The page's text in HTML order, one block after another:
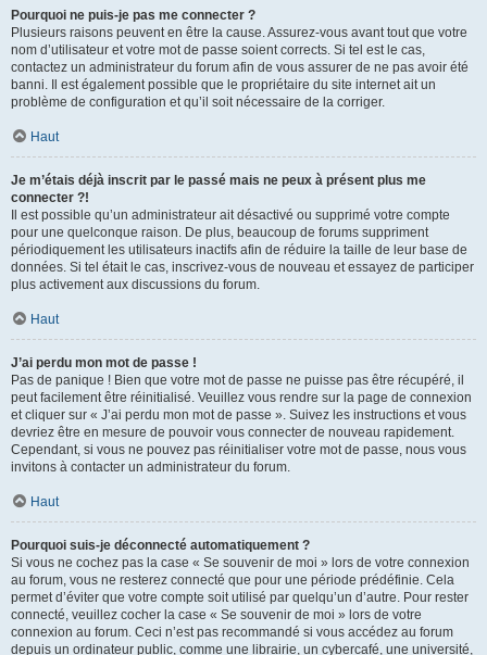
Pourquoi ne puis-je pas me connecter ?
Plusieurs raisons peuvent en être la cause. Assurez-vous avant tout que votre
nom d’utilisateur et votre mot de passe soient corrects. Si tel est le cas,
contactez un administrateur du forum afin de vous assurer de ne pas avoir été
banni. Il est également possible que le propriétaire du site internet ait un
problème de configuration et qu’il soit nécessaire de la corriger.
Haut
Je m’étais déjà inscrit par le passé mais ne peux à présent plus me
connecter ?!
Il est possible qu’un administrateur ait désactivé ou supprimé votre compte
pour une quelconque raison. De plus, beaucoup de forums suppriment
périodiquement les utilisateurs inactifs afin de réduire la taille de leur base de
données. Si tel était le cas, inscrivez-vous de nouveau et essayez de participer
plus activement aux discussions du forum.
Haut
J’ai perdu mon mot de passe !
Pas de panique ! Bien que votre mot de passe ne puisse pas être récupéré, il
peut facilement être réinitialisé. Veuillez vous rendre sur la page de connexion
et cliquer sur « J’ai perdu mon mot de passe ». Suivez les instructions et vous
devriez être en mesure de pouvoir vous connecter de nouveau rapidement.
Cependant, si vous ne pouvez pas réinitialiser votre mot de passe, nous vous
invitons à contacter un administrateur du forum.
Haut
Pourquoi suis-je déconnecté automatiquement ?
Si vous ne cochez pas la case « Se souvenir de moi » lors de votre connexion
au forum, vous ne resterez connecté que pour une période prédéfinie. Cela
permet d’éviter que votre compte soit utilisé par quelqu’un d’autre. Pour rester
connecté, veuillez cocher la case « Se souvenir de moi » lors de votre
connexion au forum. Ceci n’est pas recommandé si vous accédez au forum
depuis un ordinateur public, comme une librairie, un cybercafé, une université,